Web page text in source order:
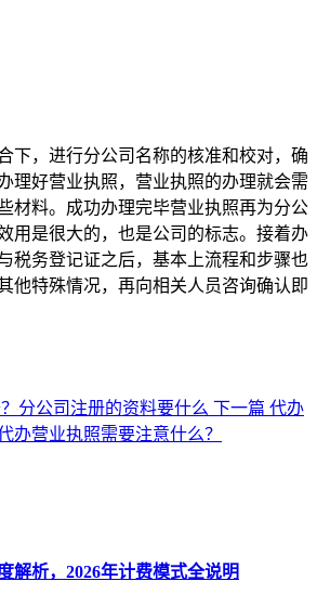
下，进行分公司名称的核准和校对，确
理好营业执照，营业执照的办理就会需
材料。成功办理完毕营业执照再为分公
用是很大的，也是公司的标志。接着办
税务登记证之后，基本上流程和步骤也
他特殊情况，再向相关人员咨询确认即
分公司注册的资料要什么 下一篇 代办
办营业执照需要注意什么？
解析，2026年计费模式全说明